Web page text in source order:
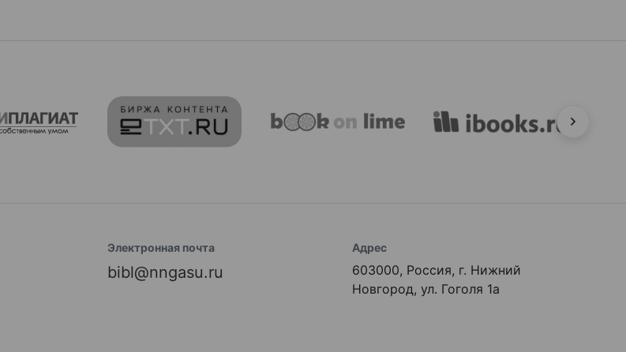
Электронная почта
bibl@nngasu.ru
Адрес
603000, Россия, г. Нижний
Новгород, ул. Гоголя 1а